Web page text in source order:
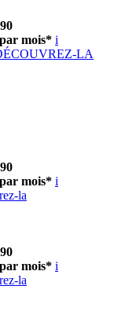
mois* i
LA
mois* i
la
mois* i
la